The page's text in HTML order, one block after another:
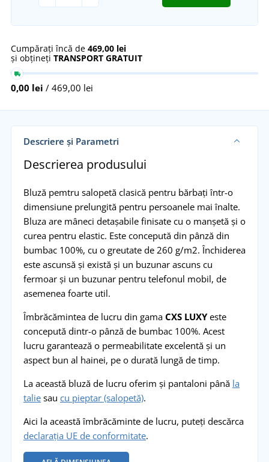
Cumpărați încă de 469,00 lei
și obțineți TRANSPORT GRATUIT
0,00 lei / 469,00 lei
Descriere și Parametri
Descrierea produsului
Bluză pemtru salopetă clasică pentru bărbați într-o
dimensiune prelungită pentru persoanele mai înalte.
Bluza are mâneci detașabile finisate cu o manșetă și o
curea pentru elastic. Este concepută din pânză din
bumbac 100%, cu o greutate de 260 g/m2. Închiderea
este ascunsă și există și un buzunar ascuns cu
fermoar și un buzunar pentru telefonul mobil, de
asemenea foarte util.
Îmbrăcămintea de lucru din gama CXS LUXYeste
concepută dintr-o pânză de bumbac 100%. Acest
lucru garantează o permeabilitate excelentă și un
aspect bun al hainei, pe o durată lungă de timp.
La această bluză de lucru oferim și pantaloni până la
taliesau cu pieptar (salopetă).
Aici la această îmbrăcăminte de lucru, puteți descărca
declarația UE de conformitate.